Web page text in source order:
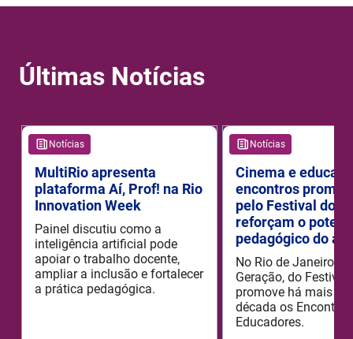
Últimas Notícias
Notícias
MultiRio apresenta
plataforma Aí, Prof! na Rio
Innovation Week
Painel discutiu como a
inteligência artificial pode
apoiar o trabalho docente,
ampliar a inclusão e fortalecer
a prática pedagógica.
Notícias
Cinema e
encontros
pelo Festival do
reforçam o
pedagógico do
No Rio de Janeiro, o
Geração, do Festival
promove há mais de
década os
Educadores.